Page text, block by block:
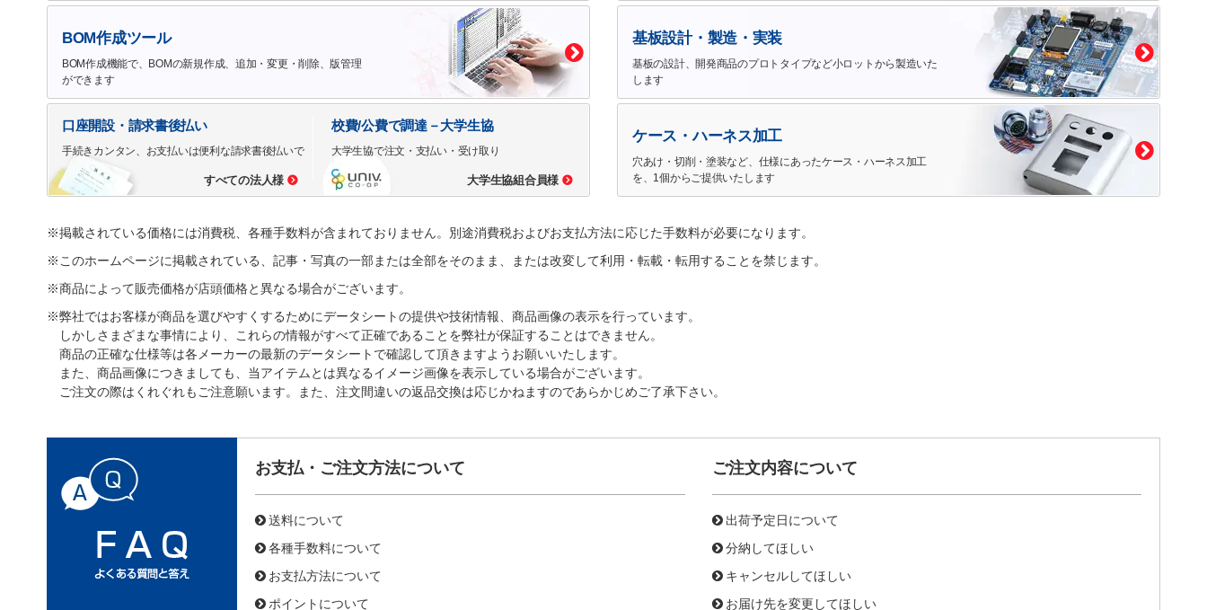
BOM作成ツール
BOM作成機能で、BOMの新規作成、追加・変更・削除、版管理
ができます
口座開設・請求書後払い
手続きカンタン、お支払いは便利な請求書後払いで
すべての法人様
校費/公費で調達－大学生協
大学生協で注文・支払い・受け取り
大学生協組合員様
基板設計・製造・実装
基板の設計、開発商品のプロトタイプなど小ロットから製造いた
します
ケース・ハーネス加工
穴あけ・切削・塗装など、仕様にあったケース・ハーネス加工
を、1個からご提供いたします
※掲載されている価格には消費税、各種手数料が含まれておりません。別途消費税およびお支払方法に応じた手数料が必要になります。
※このホームページに掲載されている、記事・写真の一部または全部をそのまま、または改変して利用・転載・転用することを禁じます。
※商品によって販売価格が店頭価格と異なる場合がございます。
※弊社ではお客様が商品を選びやすくするためにデータシートの提供や技術情報、商品画像の表示を行っています。
しかしさまざまな事情により、これらの情報がすべて正確であることを弊社が保証することはできません。
商品の正確な仕様等は各メーカーの最新のデータシートで確認して頂きますようお願いいたします。
また、商品画像につきましても、当アイテムとは異なるイメージ画像を表示している場合がございます。
ご注文の際はくれぐれもご注意願います。また、注文間違いの返品交換は応じかねますのであらかじめご了承下さい。
お支払・ご注文方法について
送料について
各種手数料について
お支払方法について
ポイントについて
ご注文内容について
出荷予定日について
分納してほしい
キャンセルしてほしい
お届け先を変更してほしい